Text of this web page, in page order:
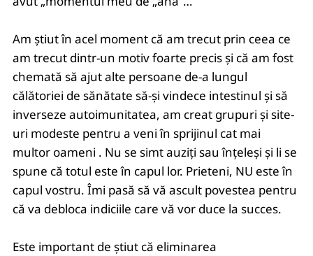
Am știut în acel moment că am trecut prin ceea ce
am trecut dintr-un motiv foarte precis și că am fost
chemată să ajut alte persoane de-a lungul
călătoriei de sănătate să-și vindece intestinul și să
inverseze autoimunitatea, am creat grupuri și site-
uri modeste pentru a veni în sprijinul cat mai
multor oameni . Nu se simt auziți sau înțeleși și li se
spune că totul este în capul lor. Prieteni, NU este în
capul vostru. Îmi pasă să vă ascult povestea pentru
că va debloca indiciile care vă vor duce la succes.
Este important de știut că eliminarea